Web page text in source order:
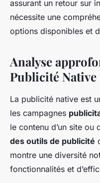
assurant un retour sur
nécessite une
options disponibles et
Analyse
Publicité Native
La publicité native est
les campagnes
le contenu d’un site ou
des outils de publicité
montre une diversité
fonctionnalités et